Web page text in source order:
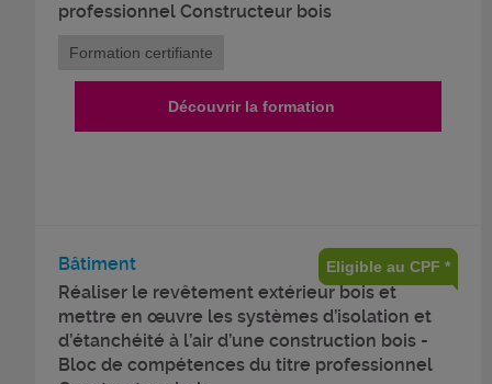
professionnel Constructeur bois
Formation certifiante
Découvrir la formation
Bâtiment
Réaliser le revêtement extérieur bois et
mettre en œuvre les systèmes d’isolation et
d’étanchéité à l’air d’une construction bois -
Bloc de compétences du titre professionnel
Eligible au CPF *